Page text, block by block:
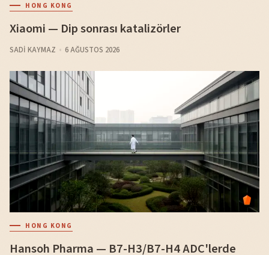
HONG KONG
Xiaomi — Dip sonrası katalizörler
SADI KAYMAZ 6 AĞUSTOS 2026
HONG KONG
Hansoh Pharma — B7-H3/B7-H4 ADC'lerde